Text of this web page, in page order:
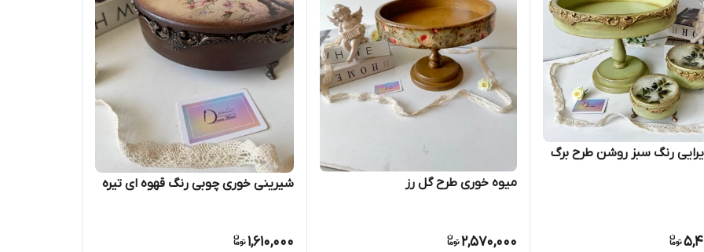
رنگ سبز روشن طرح برگ
میوه خوری طرح گل رز
2,570,000
شیرینی خوری چوبی رنگ قهوه ای تیره
1,610,000